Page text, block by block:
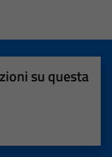
su questa